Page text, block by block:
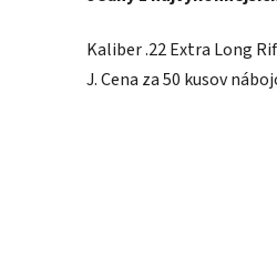
Kaliber .22 Extra Long
J. Cena za 50 kusov